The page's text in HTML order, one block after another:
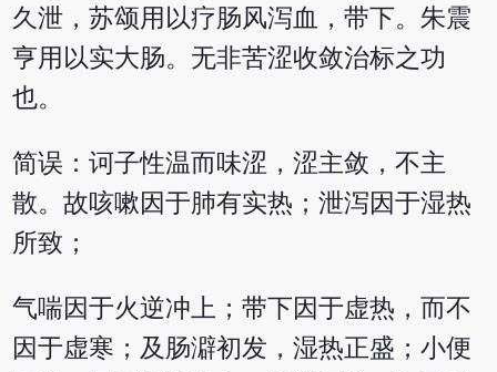
久泄，苏颂用以疗肠风泻血，带下。朱震
亨用以实大肠。无非苦涩收敛治标之功
也。
简误：诃子性温而味涩，涩主敛，不主
散。故咳嗽因于肺有实热；泄泻因于湿热
所致；
气喘因于火逆冲上；带下因于虚热，而不
因于虚寒；及肠澼初发，湿热正盛；小便